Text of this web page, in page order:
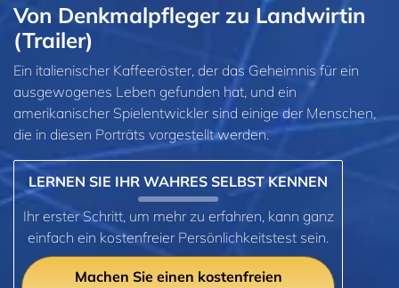
Von Denkmalpfleger zu Landwirtin
(Trailer)
Ein italienischer Kaffeeröster, der das Geheimnis für ein
ausgewogenes Leben gefunden hat, und ein
amerikanischer Spielentwickler sind einige der Menschen,
die in diesen Porträts vorgestellt werden.
LERNEN SIE IHR WAHRES SELBST KENNEN
Ihr erster Schritt, um mehr zu erfahren, kann ganz
einfach ein kostenfreier Persönlichkeitstest sein.
Machen Sie einen kostenfreien